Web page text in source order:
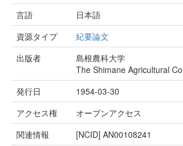
言語
日本語
資源タイプ
紀要論文
出版者
島根農科大学
The Shimane Agricultural
発行日
1954-03-30
アクセス権
オープンアクセス
関連情報
[NCID] AN00108241